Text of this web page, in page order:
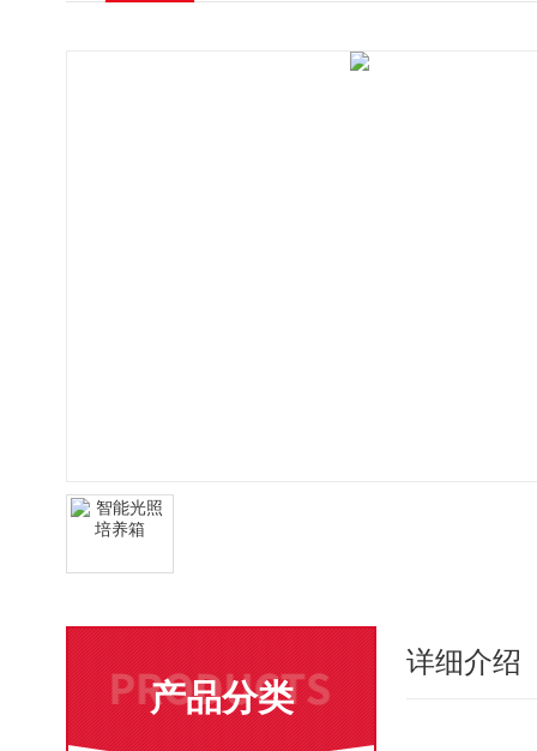
产品分类
详细介绍